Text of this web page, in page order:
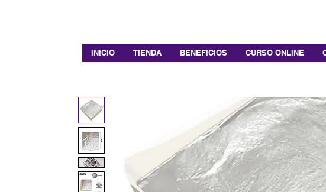
INICIO TIENDA BENEFICIOS CURSO ONLINE